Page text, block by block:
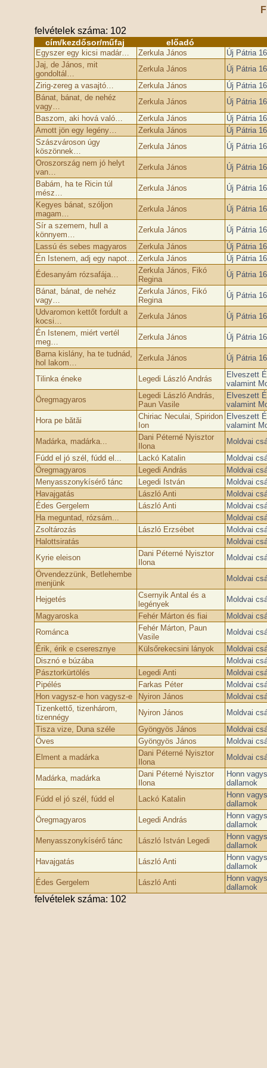
felvételek száma: 102
cím/kezdősor/műfaj előadó
Egyszer egy kicsi madár… Zerkula János
Új Pátria
Jaj, de János, mit
gondoltál…
Zerkula János
Új Pátria
Zirig-zereg a vasajtó…
Zerkula János
Új Pátria
Bánat, bánat, de nehéz
vagy…
Zerkula János
Új Pátria
Baszom, aki hová való…
Zerkula János
Új Pátria
Amott jön egy legény…
Zerkula János
Új Pátria
Szászvároson úgy
köszönnek…
Zerkula János
Új Pátria
Oroszország nem jó helyt
van…
Zerkula János
Új Pátria
Babám, ha te Ricin túl
mész…
Zerkula János
Új Pátria
Kegyes bánat, szóljon
magam…
Zerkula János
Új Pátria
Sír a szemem, hull a
könnyem…
Zerkula János
Új Pátria
Lassú és sebes magyaros
Zerkula János
Új Pátria
Én Istenem, adj egy napot… Zerkula János
Új Pátria
Édesanyám rózsafája…
Zerkula János, Fikó
Regina
Új Pátria
Bánat, bánat, de nehéz
vagy…
Zerkula János, Fikó
Regina
Új Pátria
Udvaromon kettőt fordult a
kocsi…
Zerkula János
Új Pátria
Én Istenem, miért vertél
meg…
Zerkula János
Új Pátria
Barna kislány, ha te tudnád,
hol lakom…
Zerkula János Új Pátria
Tilinka éneke Legedi László András
Elveszett
valamint
Öregmagyaros
Legedi László András,
Paun Vasile
Elveszett
valamint
Hora pe bătăi
Chiriac Neculai, Spiridon
Ion
Elveszett
valamint
Madárka, madárka...
Dani Péterné Nyisztor
Ilona
Moldvai
Fúdd el jó szél, fúdd el...
Lackó Katalin
Moldvai
Öregmagyaros
Legedi András
Moldvai
Menyasszonykísérő tánc
Legedi István
Moldvai
Havajgatás
László Anti
Moldvai
Édes Gergelem
László Anti
Moldvai
Ha meguntad, rózsám...
Moldvai
Zsoltározás
László Erzsébet
Moldvai
Halottsiratás
Moldvai
Kyrie eleison
Dani Péterné Nyisztor
Ilona
Moldvai
Örvendezzünk, Betlehembe
menjünk
Moldvai
Hejgetés
Csernyik Antal és a
legények
Moldvai
Magyaroska
Fehér Márton és fiai
Moldvai
Románca
Fehér Márton, Paun
Vasile
Moldvai
Érik, érik e cseresznye
Külsőrekecsini lányok
Moldvai
Disznó e búzába
Moldvai
Pásztorkürtölés
Legedi Anti
Moldvai
Pipélés
Farkas Péter
Moldvai
Hon vagysz-e ­hon vagysz-e
Nyiron János
Moldvai
Tizenkettő, tizenhárom,
tizennégy
Nyiron János
Moldvai
Tisza vize, Duna széle
Gyöngyös János
Moldvai
Öves
Gyöngyös János
Moldvai
Elment a madárka
Dani Péterné Nyisztor
Ilona
Moldvai
Madárka, madárka
Dani Péterné Nyisztor
Ilona
Honn
dallamok
Fúdd el jó szél, fúdd el
Lackó Katalin
Honn
dallamok
Öregmagyaros
Legedi András
Honn
dallamok
Menyasszonykísérő tánc
László István Legedi
Honn
dallamok
Havajgatás
László Anti
Honn
dallamok
Édes Gergelem
László Anti
Honn
dallamok
felvételek száma: 102